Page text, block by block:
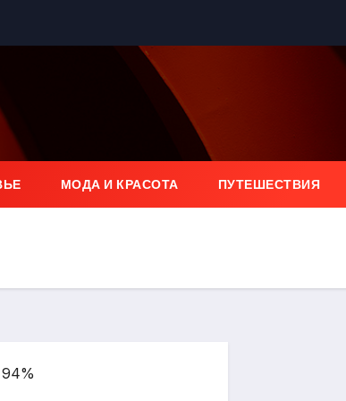
МОДА И КРАСОТА ПУТЕШЕСТВИЯ